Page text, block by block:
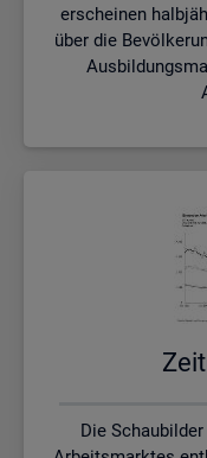
erscheinen
über die
Die